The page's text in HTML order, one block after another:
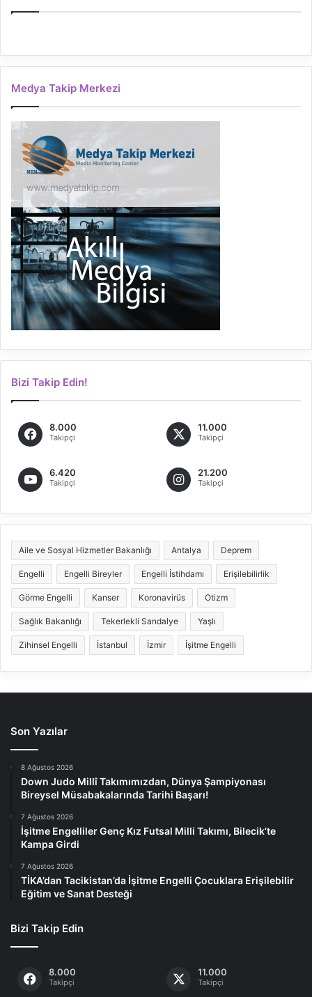
Medya Takip Merkezi
Bizi Takip Edin!
8.000
Takipçi
11.000
Takipçi
6.420
Takipçi
21.200
Takipçi
Aile ve Sosyal Hizmetler Bakanlığı Antalya Deprem
Engelli Engelli Bireyler Engelli İstihdamı Erişilebilirlik
Görme Engelli Kanser Koronavirüs Otizm
Sağlık Bakanlığı Tekerlekli Sandalye Yaşlı
Zihinsel Engelli İstanbul İzmir İşitme Engelli
Son Yazılar
8 Ağustos 2026
Down Judo Millî Takımımızdan, Dünya Şampiyonası
Bireysel Müsabakalarında Tarihi Başarı!
7 Ağustos 2026
İşitme Engelliler Genç Kız Futsal Milli Takımı, Bilecik’te
Kampa Girdi
7 Ağustos 2026
TİKA’dan Tacikistan’da İşitme Engelli Çocuklara Erişilebilir
Eğitim ve Sanat Desteği
Bizi Takip Edin
8.000
Takipçi
11.000
Takipçi